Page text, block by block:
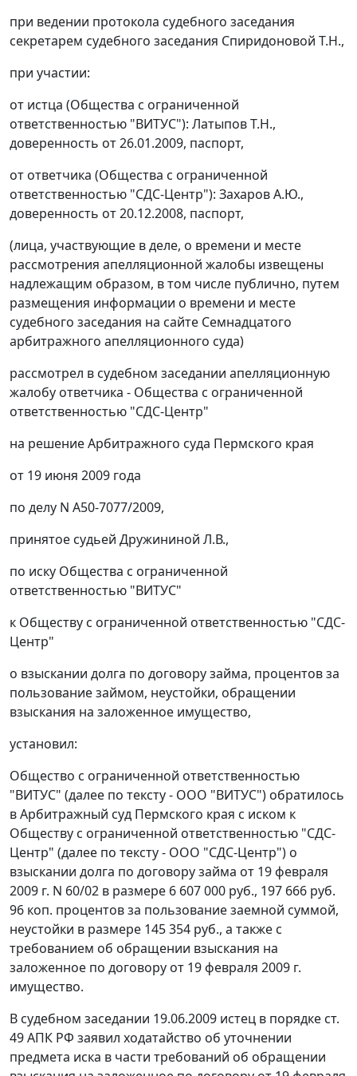
при ведении протокола судебного заседания
секретарем судебного заседания Спиридоновой Т.Н.,
при участии:
от истца (Общества с ограниченной
ответственностью "ВИТУС"): Латыпов Т.Н.,
доверенность от 26.01.2009, паспорт,
от ответчика (Общества с ограниченной
ответственностью "СДС-Центр"): Захаров А.Ю.,
доверенность от 20.12.2008, паспорт,
(лица, участвующие в деле, о времени и месте
рассмотрения апелляционной жалобы извещены
надлежащим образом, в том числе публично, путем
размещения информации о времени и месте
судебного заседания на сайте Семнадцатого
арбитражного апелляционного суда)
рассмотрел в судебном заседании апелляционную
жалобу ответчика - Общества с ограниченной
ответственностью "СДС-Центр"
на решение Арбитражного суда Пермского края
от 19 июня 2009 года
по делу N А50-7077/2009,
принятое судьей Дружининой Л.В.,
по иску Общества с ограниченной
ответственностью "ВИТУС"
к Обществу с ограниченной ответственностью "СДС-
Центр"
о взыскании долга по договору займа, процентов за
пользование займом, неустойки, обращении
взыскания на заложенное имущество,
установил:
Общество с ограниченной ответственностью
"ВИТУС" (далее по тексту - ООО "ВИТУС") обратилось
в Арбитражный суд Пермского края с иском к
Обществу с ограниченной ответственностью "СДС-
Центр" (далее по тексту - ООО "СДС-Центр") о
взыскании долга по договору займа от 19 февраля
2009 г. N 60/02 в размере 6 607 000 руб., 197 666 руб.
96 коп. процентов за пользование заемной суммой,
неустойки в размере 145 354 руб., а также с
требованием об обращении взыскания на
заложенное по договору от 19 февраля 2009 г.
имущество.
В судебном заседании 19.06.2009 истец в порядке ст.
49АПК РФ заявил ходатайство об уточнении
предмета иска в части требований об обращении